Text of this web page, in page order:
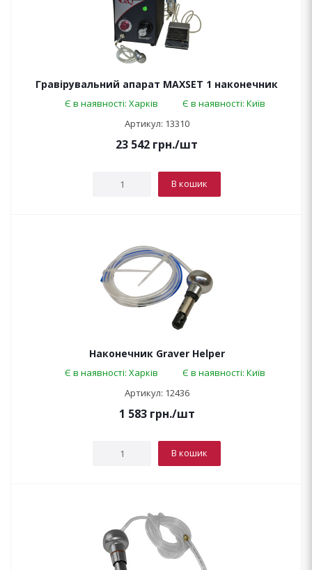
Гравірувальний апарат MAXSET 1 наконечник
Є в наявності: Харків
Є в наявності: Київ
Артикул: 13310
23 542 грн./шт
В кошик
Наконечник Graver Helper
Є в наявності: Харків
Є в наявності: Київ
Артикул: 12436
1 583грн./шт
В кошик